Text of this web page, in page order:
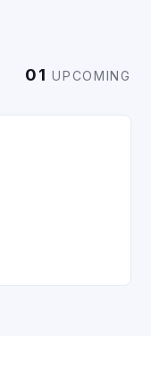
01 UPCOMING